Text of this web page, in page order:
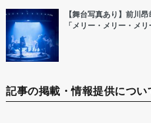
【舞台写真あり】前川
「メリー・メリー・メ
記事の掲載・情報提供につい